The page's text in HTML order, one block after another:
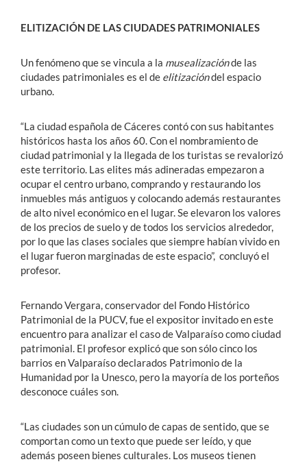
ELITIZACIÓN DE LAS CIUDADES PATRIMONIALES
Un fenómeno que se vincula a la musealizaciónde las
ciudades patrimoniales es el de elitizacióndel espacio
urbano.
“La ciudad española de Cáceres contó con sus habitantes
históricos hasta los años 60. Con el nombramiento de
ciudad patrimonial y la llegada de los turistas se revalorizó
este territorio. Las elites más adineradas empezaron a
ocupar el centro urbano, comprando y restaurando los
inmuebles más antiguos y colocando además restaurantes
de alto nivel económico en el lugar. Se elevaron los valores
de los precios de suelo y de todos los servicios alrededor,
por lo que las clases sociales que siempre habían vivido en
el lugar fueron marginadas de este espacio”, concluyó el
profesor.
Fernando Vergara, conservador del Fondo Histórico
Patrimonial de la PUCV, fue el expositor invitado en este
encuentro para analizar el caso de Valparaíso como ciudad
patrimonial. El profesor explicó que son sólo cinco los
barrios en Valparaíso declarados Patrimonio de la
Humanidad por la Unesco, pero la mayoría de los porteños
desconoce cuáles son.
“Las ciudades son un cúmulo de capas de sentido, que se
comportan como un texto que puede ser leído, y que
además poseen bienes culturales. Los museos tienen